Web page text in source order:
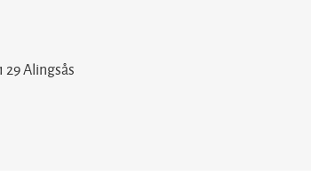
29 Alingsås